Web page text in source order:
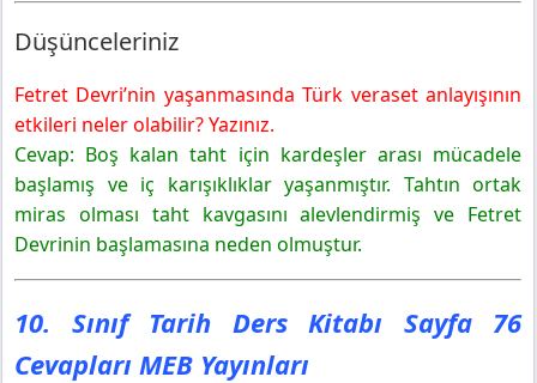
Düşünceleriniz
Fetret Devri’nin yaşanmasında Türk veraset anlayışının
etkileri neler olabilir? Yazınız.
Cevap: Boş kalan taht için kardeşler arası mücadele
başlamış ve iç karışıklıklar yaşanmıştır. Tahtın ortak
miras olması taht kavgasını alevlendirmiş ve Fetret
Devrinin başlamasına neden olmuştur.
10. Sınıf Tarih Ders Kitabı Sayfa 76
Cevapları MEB Yayınları